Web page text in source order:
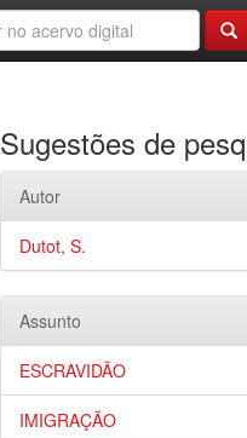
Sugestões de
Autor
Dutot, S.
Assunto
ESCRAVIDÃO
IMIGRAÇÃO